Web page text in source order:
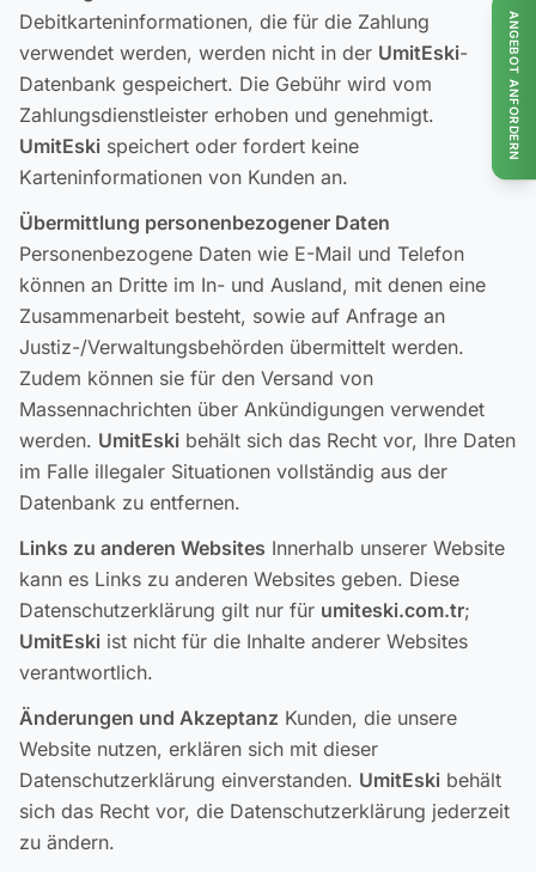
Debitkarteninformationen, die für die Zahlung
verwendet werden, werden nicht in der UmitEski-
Datenbank gespeichert. Die Gebühr wird vom
Zahlungsdienstleister erhoben und genehmigt.
UmitEski speichert oder fordert keine
Karteninformationen von Kunden an.
Übermittlung personenbezogener Daten
Personenbezogene Daten wie E-Mail und Telefon
können an Dritte im In- und Ausland, mit denen eine
Zusammenarbeit besteht, sowie auf Anfrage an
Justiz-/Verwaltungsbehörden übermittelt werden.
Zudem können sie für den Versand von
Massennachrichten über Ankündigungen verwendet
werden. UmitEski behält sich das Recht vor, Ihre Daten
im Falle illegaler Situationen vollständig aus der
Datenbank zu entfernen.
Links zu anderen Websites Innerhalb unserer Website
kann es Links zu anderen Websites geben. Diese
Datenschutzerklärung gilt nur für umiteski.com.tr;
UmitEski ist nicht für die Inhalte anderer Websites
verantwortlich.
Änderungen und Akzeptanz Kunden, die unsere
Website nutzen, erklären sich mit dieser
Datenschutzerklärung einverstanden. UmitEski behält
sich das Recht vor, die Datenschutzerklärung jederzeit
zu ändern.
ANGEBOT ANFORDERN